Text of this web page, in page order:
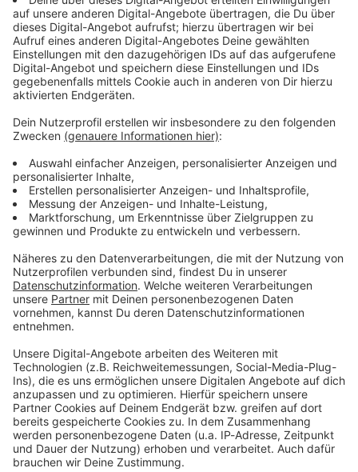
Immer auf dem Laufenden
bleiben!
Verpass' nichts mehr - mit unserem kostenlosen
ANTENNE BAYERN Newsletter. Ob Nachrichten,
Lifestyle oder unsere neuesten Aktionen - wir
informieren dich.
Zum Newsletter anmelden
Du möchtest uns etwas sagen?
Studio Hotline
Kontaktformular
Sprachnachricht